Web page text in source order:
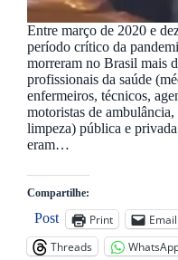
Entre março de 2020 e
período crítico da
morreram no Brasil mais
profissionais da saúde
enfermeiros, técnicos,
motoristas de ambulância,
limpeza) pública e
eram…
Compartilhe:
Post Print Email
Threads